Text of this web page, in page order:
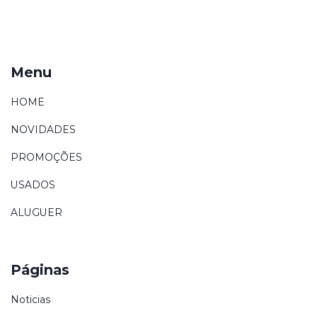
Menu
HOME
NOVIDADES
PROMOÇÕES
USADOS
ALUGUER
Páginas
Noticias